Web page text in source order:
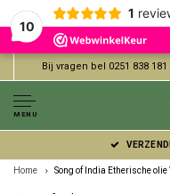
10
1
Bij vragen bel 0251 838 181
MENU
Home Song of India Etherische